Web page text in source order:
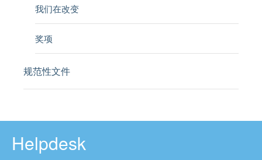
我们在改变
奖项
规范性文件
Helpdesk